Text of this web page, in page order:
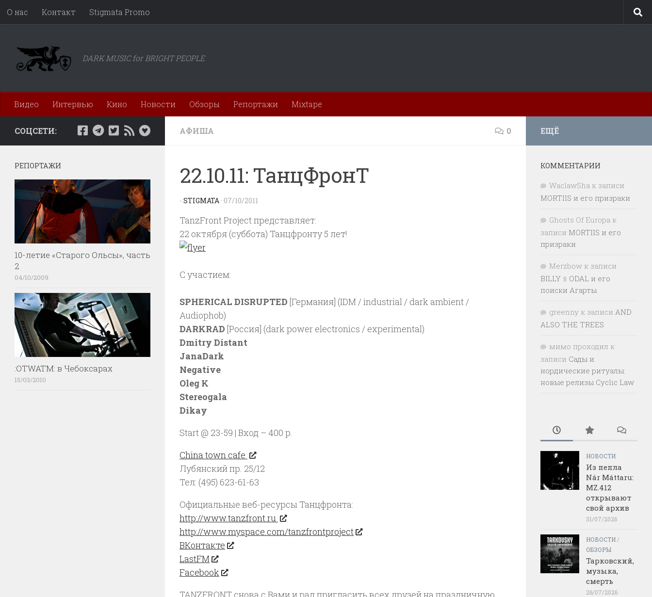
Перейти к содержимому
О нас Контакт Stigmata Promo
DARK MUSIC for BRIGHT PEOPLE
Видео Интервью Кино Новости Обзоры Репортажи Mixtape
АФИША 0
22.10.11: ТанцФронТ
- STIGMATA · 07/10/2011
TanzFront Project представляет:
22 октября (суббота) Танцфронту 5 лет!
С участием:
SPHERICAL DISRUPTED [Германия] (IDM / industrial / dark ambient /
Audiophob)
DARKRAD [Россия] (dark power electronics / experimental)
Dmitry Distant
JanaDark
Negative
Oleg K
Stereogala
Dikay
Start @ 23-59 | Вход – 400 р.
Сhina town cafe
Лубянский пр. 25/12
Тел: (495) 623-61-63
Официальные веб-ресурсы Танцфронта:
http://www.tanzfront.ru
http://www.myspace.com/tanzfrontproject
ВКонтакте
LastFM
Facebook
TANZFRONT снова с Вами и рад пригласить всех друзей на праздничную
СОЦСЕТИ:
РЕПОРТАЖИ
10-летие «Старого Ольсы», часть
2
04/10/2009
:OTWATM: в Чебоксарах
15/03/2010
ЕЩЁ
КОММЕНТАРИИ
WaclawSha к записи
MORTIIS и его призраки
Ghosts Of Europa к
записи MORTIIS и его
призраки
Merzbow к записи
BILLY ᛟ ODAL и его
поиски Агарты
greenny к записи AND
ALSO THE TREES
мимо проходил к
записи Сады и
нордические ритуалы:
новые релизы Cyclic Law
НОВОСТИ
Из пепла
Nár Máttaru:
MZ.412
открывают
свой архив
31/07/2026
НОВОСТИ /
ОБЗОРЫ
Тарковский,
музыка,
смерть
26/07/2026